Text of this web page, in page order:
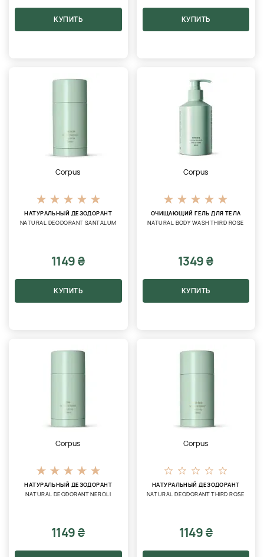
КУПИТЬ КУПИТЬ
Corpus
НАТУРАЛЬНЫЙ ДЕЗОДОРАНТ
NATURAL DEODORANT SANTALUM
1149 ₴
КУПИТЬ
Corpus
ОЧИЩАЮЩИЙ ГЕЛЬ ДЛЯ ТЕЛА
NATURAL BODY WASH THIRD ROSE
1349 ₴
КУПИТЬ
Corpus
НАТУРАЛЬНЫЙ ДЕЗОДОРАНТ
NATURAL DEODORANT NEROLI
1149 ₴
Corpus
НАТУРАЛЬНЫЙ ДЕЗОДОРАНТ
NATURAL DEODORANT THIRD ROSE
1149 ₴